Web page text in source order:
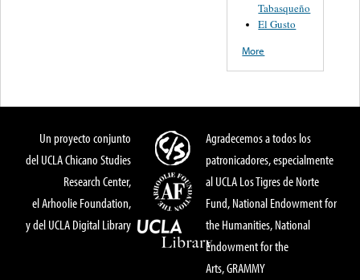
Tabasqueño
El Gusto
More
Un proyecto conjunto
del UCLA Chicano Studies
Research Center,
el Arhoolie Foundation,
y del UCLA Digital Library
Agradecemos a todos los
patronicadores, especialmente
al UCLA Los Tigres de Norte
Fund, National Endowment for
the Humanities, National
Endowment for the
Arts, GRAMMY